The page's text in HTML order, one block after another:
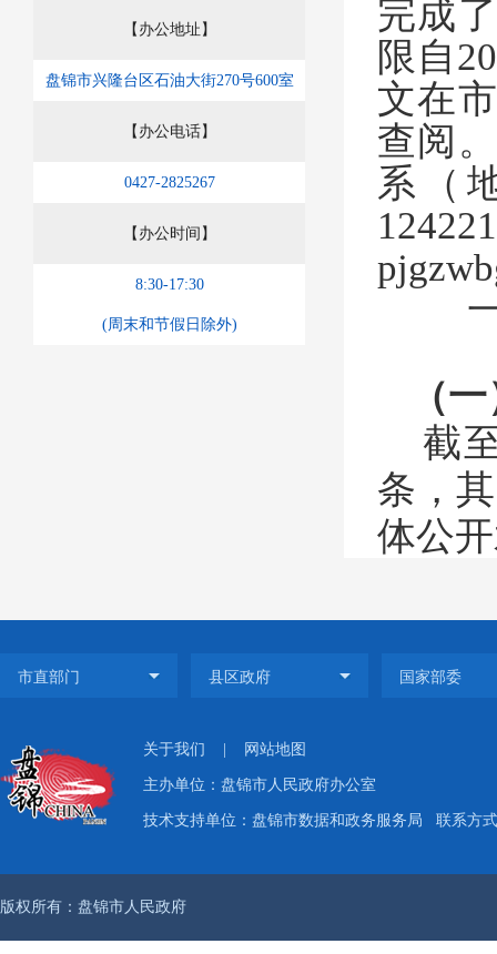
【办公地址】
盘锦市兴隆台区石油大街270号600室
【办公电话】
0427-2825267
【办公时间】
8:30-17:30
(周末和节假日除外)
完成
限自
文在
查阅
系（
（
截
条，
体公
（三
意识
审批
关于我们 网站地图
主办单位：盘锦市人民政府办公室
技术支持单位：盘锦市数据和政务服务局 联系方
版权所有：盘锦市人民政府